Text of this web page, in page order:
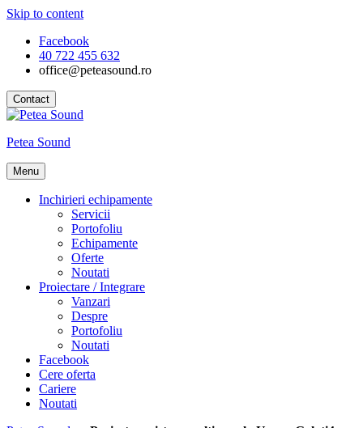
Skip to content
Facebook
40 722 455 632
office@peteasound.ro
Contact
Petea Sound
Menu
Inchirieri echipamente
Servicii
Portofoliu
Echipamente
Oferte
Noutati
Proiectare / Integrare
Vanzari
Despre
Portofoliu
Noutati
Facebook
Cere oferta
Cariere
Noutati